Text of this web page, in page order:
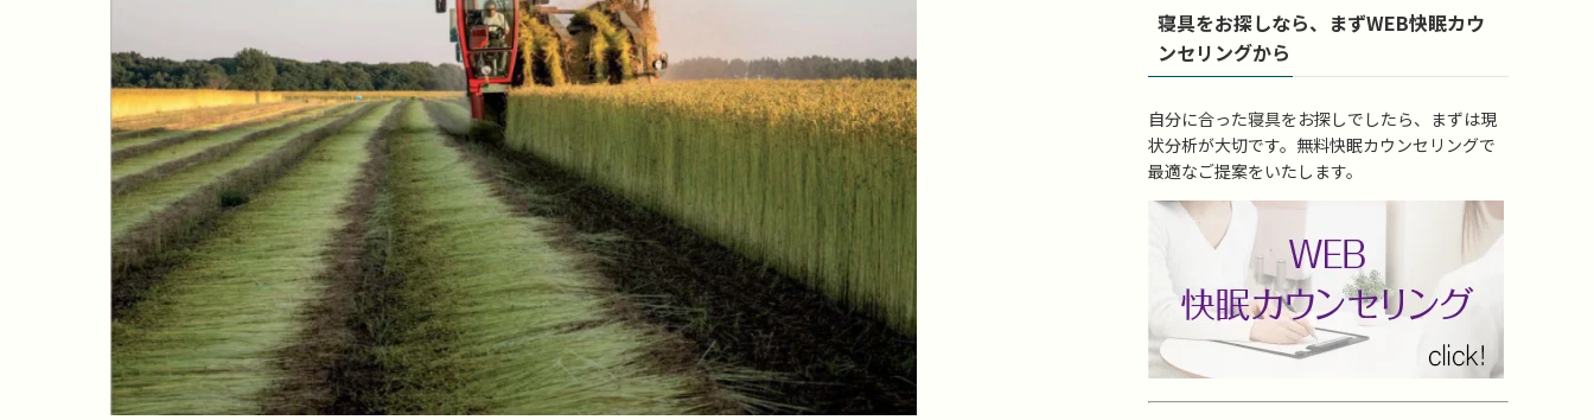
寝具をお探しなら、まずWEB快眠カウ
ンセリングから
自分に合った寝具をお探しでしたら、まずは現
状分析が大切です。無料快眠カウンセリングで
最適なご提案をいたします。